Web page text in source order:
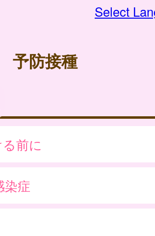
Select
予防接種
前に
染症